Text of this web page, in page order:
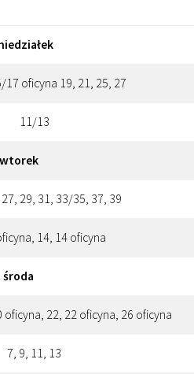
17 oficyna 19, 21, 25, 27
11/13
wtorek
29, 31, 33/35, 37, 39
14, 14 oficyna
środa
oficyna, 22, 22 oficyna, 26 oficyna
7, 9, 11, 13